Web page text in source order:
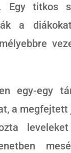
Egy titkos
a
egy-egy
a megfejtett